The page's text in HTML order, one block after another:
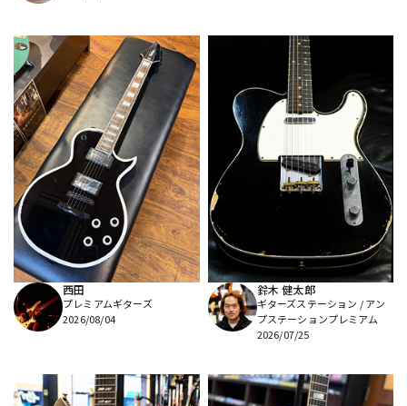
西田
プレミアムギターズ
2026/08/04
鈴木 健太郎
ギターズステーション / アン
プステーションプレミアム
2026/07/25